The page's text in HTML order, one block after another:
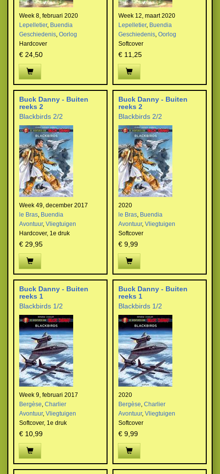
Week 8, februari 2020
Lepelletier, Buendia
Geschiedenis, Oorlog
Hardcover
€ 24,50
Week 12, maart 2020
Lepelletier, Buendia
Geschiedenis, Oorlog
Softcover
€ 11,25
Buck Danny - Buiten
reeks 2
Blackbirds 2/2
Week 49, december 2017
le Bras, Buendia
Avontuur, Vliegtuigen
Hardcover, 1e druk
€ 29,95
Buck Danny - Buiten
reeks 2
Blackbirds 2/2
2020
le Bras, Buendia
Avontuur, Vliegtuigen
Softcover
€ 9,99
Buck Danny - Buiten
reeks 1
Blackbirds 1/2
Week 9, februari 2017
Bergèse, Charlier
Avontuur, Vliegtuigen
Softcover, 1e druk
€ 10,99
Buck Danny - Buiten
reeks 1
Blackbirds 1/2
2020
Bergèse, Charlier
Avontuur, Vliegtuigen
Softcover
€ 9,99